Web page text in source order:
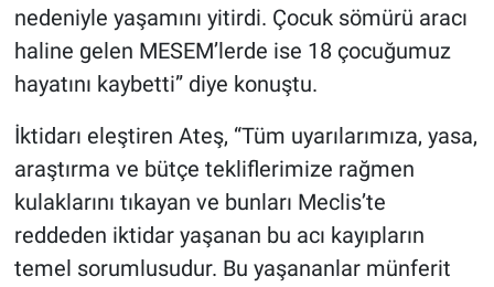
nedeniyle yaşamını yitirdi. Çocuk sömürü aracı
haline gelen MESEM’lerde ise 18 çocuğumuz
hayatını kaybetti” diye konuştu.
İktidarı eleştiren Ateş, “Tüm uyarılarımıza, yasa,
araştırma ve bütçe tekliflerimize rağmen
kulaklarını tıkayan ve bunları Meclis’te
reddeden iktidar yaşanan bu acı kayıpların
temel sorumlusudur. Bu yaşananlar münferit